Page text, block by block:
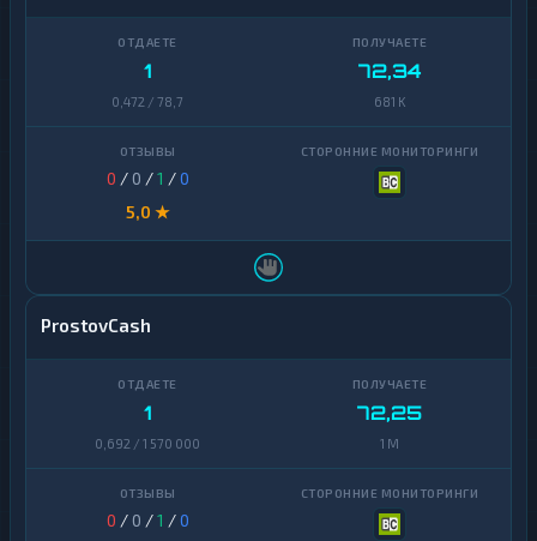
1
0,472 / 78,7
72,34
681 K
0 / 0 /1 /0
5,0 ★
ProstovCash
1
0,692 / 1 570 000
72,25
1 M
0 / 0 /1 /0